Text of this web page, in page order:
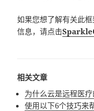
如果您想了解有关此
信息，请点击
相关文章
为什么云是远程医疗
使用以下6个技巧来